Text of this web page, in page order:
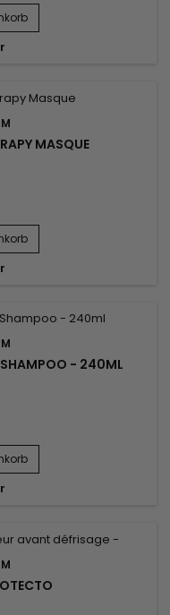
MASQUE
SHAMPOO - 240ML